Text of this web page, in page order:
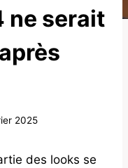
ne serait
2025
des looks se